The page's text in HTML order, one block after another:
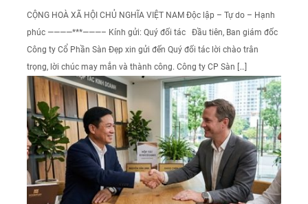
CỘNG HOÀ XÃ HỘI CHỦ NGHĨA VIỆT NAM Độc lập – Tự do – Hạnh
phúc ————***———– Kính gửi: Quý đối tác Đầu tiên, Ban giám đốc
Công ty Cổ Phần Sàn Đẹp xin gửi đến Quý đối tác lời chào trân
trọng, lời chúc may mắn và thành công. Công ty CP Sàn […]